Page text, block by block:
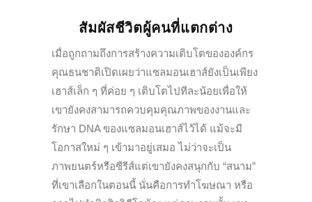
สัมผัสชีวิตผู้คนที่แตกต่าง
เมื่อถูกถามถึงการสร้างความเติบโตขององค์กร
คุณธนชาติเปิดเผยว่าแซลมอนเฮาส์ยังเป็นเพียง
เฮาส์เล็ก ๆ ที่ค่อย ๆ เติบโตไปทีละน้อยเพื่อให้
เขายังคงสามารถควบคุมคุณภาพของงานและ
รักษา DNA ของแซลมอนเฮาส์ไว้ได้ แม้จะมี
โอกาสใหม่ ๆ เข้ามาอยู่เสมอ ไม่ว่าจะเป็น
ภาพยนตร์หรือซีรีส์แต่เขายังคงสนุกกับ “สนาม”
ที่เขาเลือกในตอนนี้ นั่นคือการทำโฆษณา หรือ